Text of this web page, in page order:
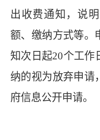
出收费通知，说
额、缴纳方式等。
知次日起20个工作
纳的视为放弃申请
府信息公开申请。